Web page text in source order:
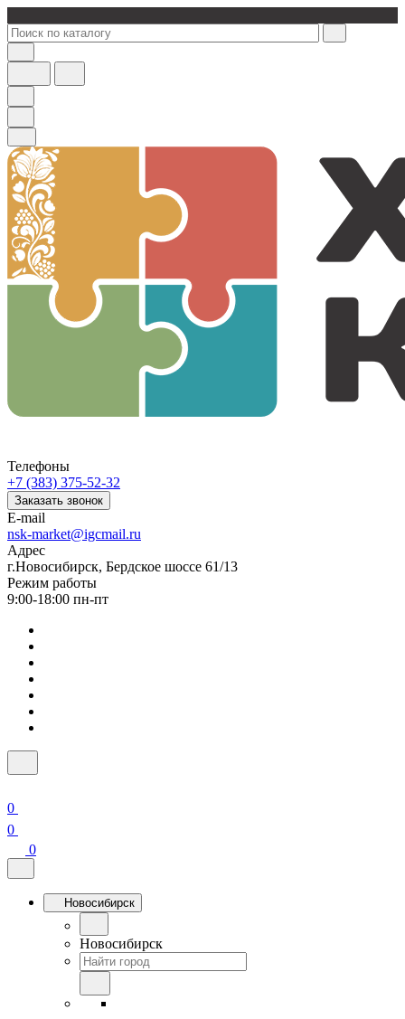
Телефоны
+7 (383) 375-52-32
Заказать звонок
E-mail
nsk-market@igcmail.ru
Адрес
г.Новосибирск, Бердское шоссе 61/13
Режим работы
9:00-18:00 пн-пт
0
0
0
Новосибирск
Новосибирск